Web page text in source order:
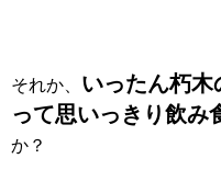
それか、 いったん朽木
って思いっきり飲み
か？